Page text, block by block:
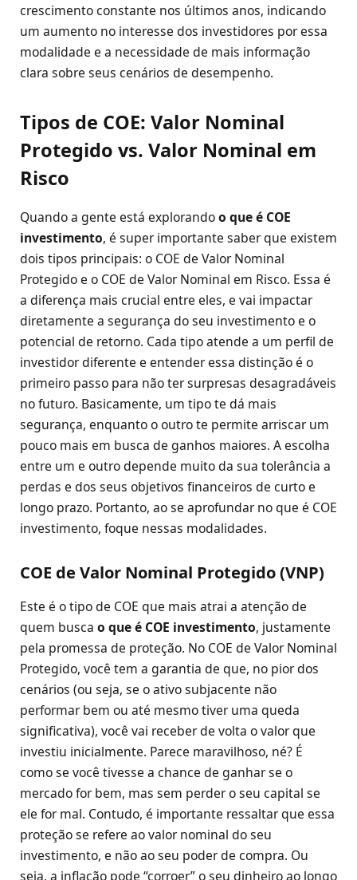
crescimento constante nos últimos anos, indicando
um aumento no interesse dos investidores por essa
modalidade e a necessidade de mais informação
clara sobre seus cenários de desempenho.
Tipos de COE: Valor Nominal
Protegido vs. Valor Nominal em
Risco
Quando a gente está explorandoo que é COE
investimento, é super importante saber que existem
dois tipos principais: o COE de Valor Nominal
Protegido e o COE de Valor Nominal em Risco. Essa é
a diferença mais crucial entre eles, e vai impactar
diretamente a segurança do seu investimento e o
potencial de retorno. Cada tipo atende a um perfil de
investidor diferente e entender essa distinção é o
primeiro passo para não ter surpresas desagradáveis
no futuro. Basicamente, um tipo te dá mais
segurança, enquanto o outro te permite arriscar um
pouco mais em busca de ganhos maiores. A escolha
entre um e outro depende muito da sua tolerância a
perdas e dos seus objetivos financeiros de curto e
longo prazo. Portanto, ao se aprofundar no que é COE
investimento, foque nessas modalidades.
COE de Valor Nominal Protegido (VNP)
Este é o tipo de COE que mais atrai a atenção de
quem busca o que é COE investimento, justamente
pela promessa de proteção. No COE de Valor Nominal
Protegido, você tem a garantia de que, no pior dos
cenários (ou seja, se o ativo subjacente não
performar bem ou até mesmo tiver uma queda
significativa), você vai receber de volta o valor que
investiu inicialmente. Parece maravilhoso, né? É
como se você tivesse a chance de ganhar se o
mercado for bem, mas sem perder o seu capital se
ele for mal. Contudo, é importante ressaltar que essa
proteção se refere ao valor nominal do seu
investimento, e não ao seu poder de compra. Ou
seja, a inflação pode “corroer” o seu dinheiro ao longo